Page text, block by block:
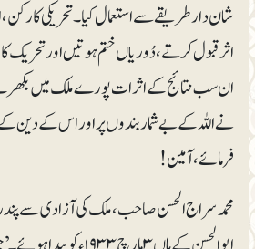
شان دار طریقے سے استعمال کیا۔ تحریکی
اثر قبول کرتے،دُوریاں ختم ہوتیں اور تحریک
ان سب نتائج کے اثرات پورے ملک میں بکھرے
نے اللہ کے بے شماربندوں پر اور اس کے دین کے
فرمائے، آمین!
محمد سراج الحسن صاحب ، ملک کی آزادی سے